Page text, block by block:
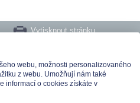
Vytisknout stránku
| Provozovna: tř. T.Bati 299,
02 Zlín
9, 110 00 Praha 1 - Staré Město, IČO:
v OR vedeném u Městského soudu v
webu, možnosti personalizovaného
z webu. Umožňují nám také
informací o cookies získáte v